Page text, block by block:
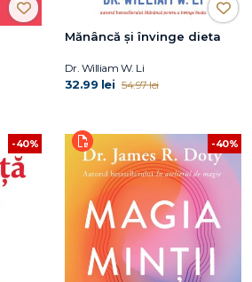
Mănâncă și învinge dieta
Dr. William W. Li
32.99 lei 54.97 lei
-40% -40%